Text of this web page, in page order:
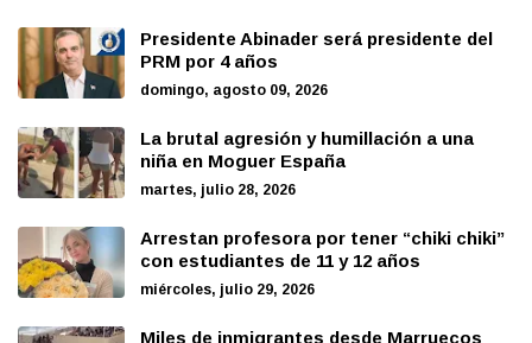
Presidente Abinader será presidente del
PRM por 4 años
domingo, agosto 09, 2026
La brutal agresión y humillación a una
niña en Moguer España
martes, julio 28, 2026
Arrestan profesora por tener “chiki chiki”
con estudiantes de 11 y 12 años
miércoles, julio 29, 2026
Miles de inmigrantes desde Marruecos